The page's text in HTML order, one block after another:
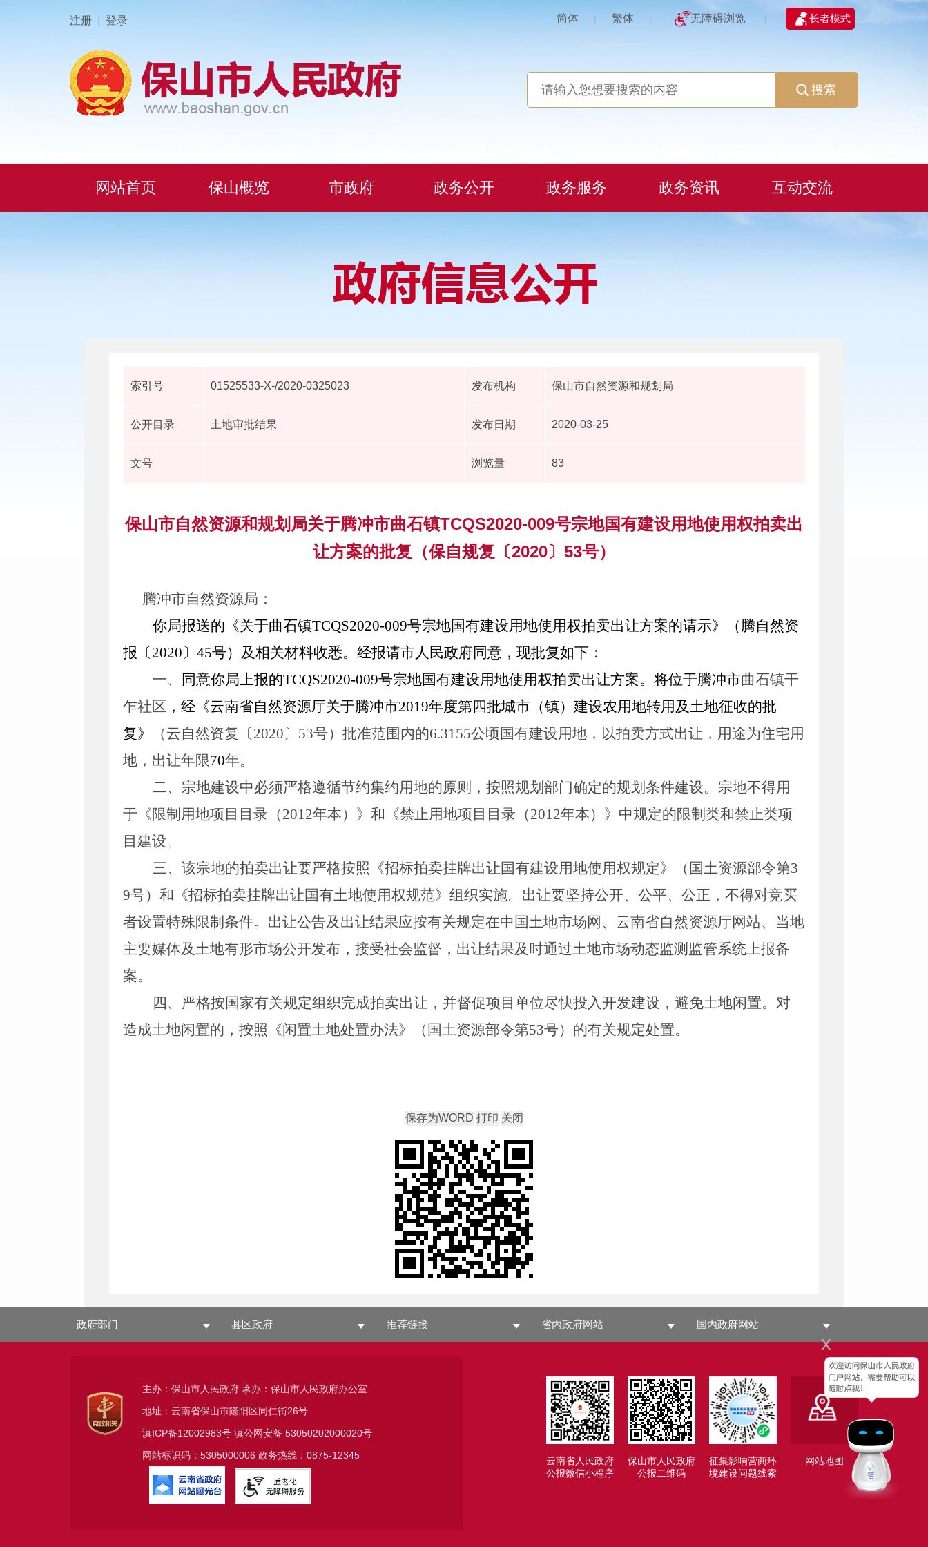
注册 | 登录 简体 | 繁体 | 无障碍浏览 | 长者模式
x
搜索
网站首页 保山概览 市政府 政务公开 政务服务 政务资讯 互动交流
索引号 01525533-X-/2020-0325023 发布机构 保山市自然资源和规划局
公开目录 土地审批结果 发布日期 2020-03-25
文号 浏览量 83
保山市自然资源和规划局关于腾冲市曲石镇TCQS2020-009号宗地国有建设用地使用权拍卖出
让方案的批复（保自规复〔2020〕53号）
腾冲市自然资源局 ：
你局报送的《关于曲石镇TCQS2020-009号宗地国有建设用地使用权拍卖出让方案的请示》（腾自然资
报 〔2020〕 45号）及相关材料收悉。经报请市人民政府同意，现批复如下：
一、
同意你局上报的TCQS2020-009号宗地国有建设用地使用权拍卖出让方案。将位于腾冲市曲石镇干
乍社区 ，经 《云南省自然资源厅关于腾冲市2019年度第四批城市（镇）建设农用地转用及土地征收的批
复》
（云自然资复〔2020〕 53号）批准范围内的6.3155公顷国有建设用地 ， 以拍卖方式出让，用途为住宅用
地，出让年限70年。
二、宗地建设中必须严格遵循节约集约用地的原则，按照规划部门确定的规划条件建设。宗地不得用
于《限制用地项目目录（2012年本）》和《禁止用地项目目录（2012年本）》中规定的限制类和禁止类项
目建设。
三、该宗地的拍卖出让要严格按照《招标拍卖挂牌出让国有建设用地使用权规定》（国土资源部令第3
9号）和《招标拍卖挂牌出让国有土地使用权规范》组织实施。 出让要坚持公开、公平、公正，不得对竞买
者设置特殊限制条件。出让公告及出让结果应按有关规定在中国土地市场网、云南省自然资源厅网站、当地
主要媒体及土地有形市场公开发布，接受社会监督，出让结果及时通过土地市场动态监测监管系统上报备
案。
四、严格按国家有关规定组织完成拍卖出让 ，并督促项目单位尽快投入开发建设，避免土地闲置。对
造成土地闲置的，按照《闲置土地处置办法》（国土资源部令第53号）的有关规定处置。
政府部门 县区政府 推荐链接 省内政府网站 国内政府网站
云南省人民政府
公报微信小程序
保山市人民政府
公报二维码
征集影响营商环
境建设问题线索
网站地图
主办：保山市人民政府 承办：保山市人民政府办公室
地址：云南省保山市隆阳区同仁街26号
滇ICP备12002983号滇公网安备 53050202000020号
网站标识码：5305000006 政务热线：0875-12345